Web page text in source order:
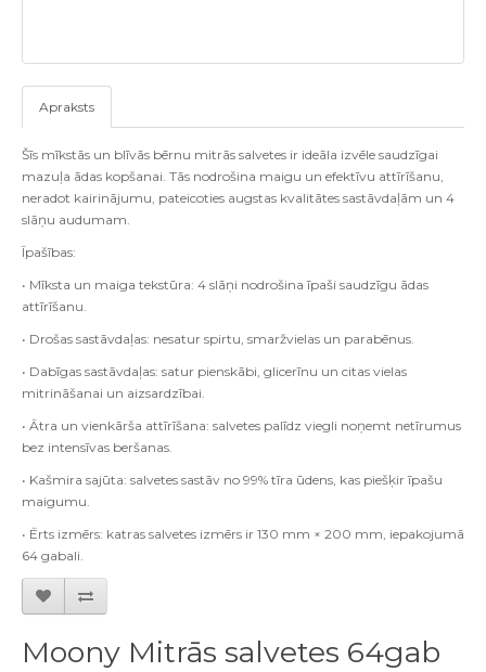
Apraksts
Šīs mīkstās un blīvās bērnu mitrās salvetes ir ideāla izvēle saudzīgai
mazuļa ādas kopšanai. Tās nodrošina maigu un efektīvu attīrīšanu,
neradot kairinājumu, pateicoties augstas kvalitātes sastāvdaļām un 4
slāņu audumam.
Īpašības:
• Mīksta un maiga tekstūra: 4 slāņi nodrošina īpaši saudzīgu ādas
attīrīšanu.
• Drošas sastāvdaļas: nesatur spirtu, smaržvielas un parabēnus.
• Dabīgas sastāvdaļas: satur pienskābi, glicerīnu un citas vielas
mitrināšanai un aizsardzībai.
• Ātra un vienkārša attīrīšana: salvetes palīdz viegli noņemt netīrumus
bez intensīvas beršanas.
• Kašmira sajūta: salvetes sastāv no 99% tīra ūdens, kas piešķir īpašu
maigumu.
• Ērts izmērs: katras salvetes izmērs ir 130 mm × 200 mm, iepakojumā
64 gabali.
Moony Mitrās salvetes 64gab